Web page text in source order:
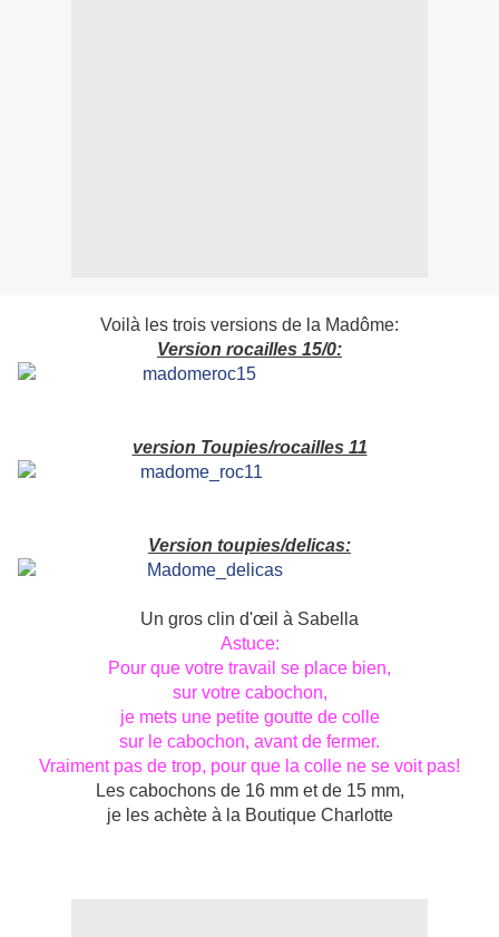
Voilà les trois versions de la Madôme:
Version rocailles 15/0:
version Toupies/rocailles 11
Version toupies/delicas:
Un gros clin d'œil à Sabella
Astuce:
Pour que votre travail se place bien,
sur votre cabochon,
je mets une petite goutte de colle
sur le cabochon, avant de fermer.
Vraiment pas de trop, pour que la colle ne se voit pas!
Les cabochons de 16 mm et de 15 mm,
je les achète à la Boutique Charlotte